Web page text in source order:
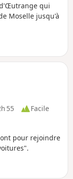
qui
Moselle jusqu'à
55
Facile
pour rejoindre